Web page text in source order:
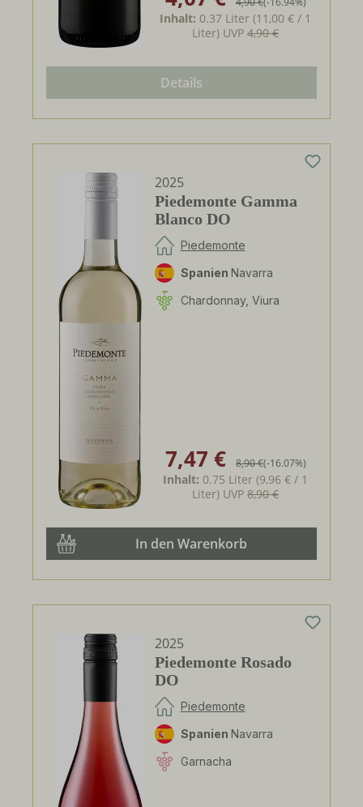
Inhalt: 0.37 Liter(11,00 € / 1
Liter) UVP4,90 €
Details
2025
Piedemonte Gamma
Blanco DO
Piedemonte
Spanien Navarra
Chardonnay, Viura
Verkaufspreis:
7,47 € Regulärer Preis:
8,90 €(-16.07%)
Inhalt: 0.75 Liter(9,96 € / 1
Liter) UVP8,90 €
In den Warenkorb
2025
Piedemonte Rosado
DO
Piedemonte
Spanien Navarra
Garnacha